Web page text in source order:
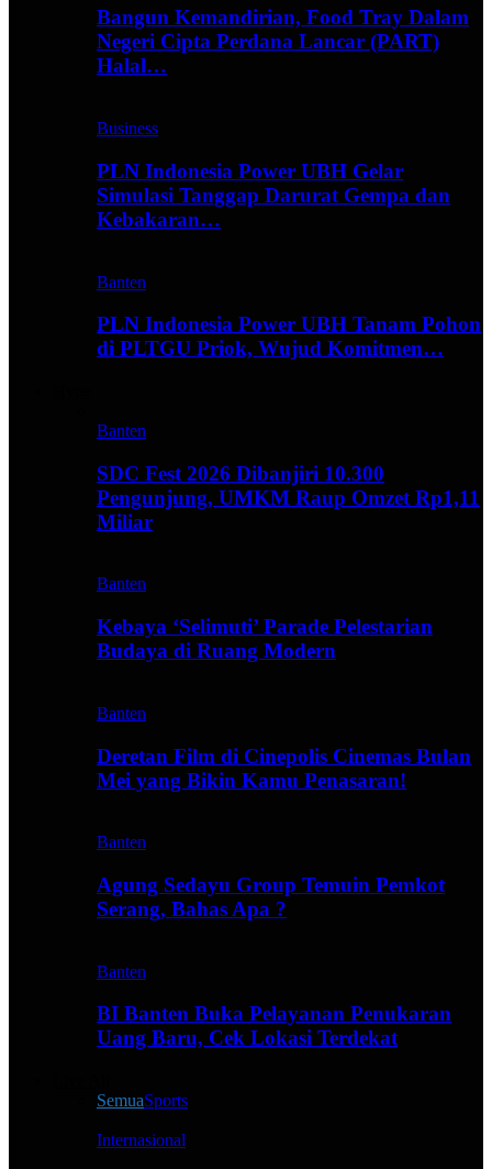
Bangun Kemandirian, Food Tray Dalam
Negeri Cipta Perdana Lancar (PART)
Halal…
Business
PLN Indonesia Power UBH Gelar
Simulasi Tanggap Darurat Gempa dan
Kebakaran…
Banten
PLN Indonesia Power UBH Tanam Pohon
di PLTGU Priok, Wujud Komitmen…
Banten
SDC Fest 2026 Dibanjiri 10.300
Pengunjung, UMKM Raup Omzet Rp1,11
Miliar
Banten
Kebaya ‘Selimuti’ Parade Pelestarian
Budaya di Ruang Modern
Banten
Deretan Film di Cinepolis Cinemas Bulan
Mei yang Bikin Kamu Penasaran!
Banten
Agung Sedayu Group Temuin Pemkot
Serang, Bahas Apa ?
Banten
BI Banten Buka Pelayanan Penukaran
Uang Baru, Cek Lokasi Terdekat
SemuaSports
Internasional